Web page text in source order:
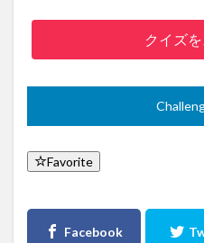
クイズ
Favorite